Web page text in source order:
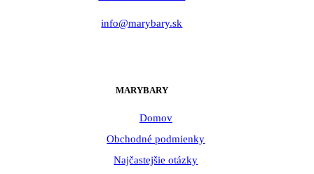
info@marybary.sk
MARYBARY
Domov
Obchodné podmienky
Najčastejšie otázky